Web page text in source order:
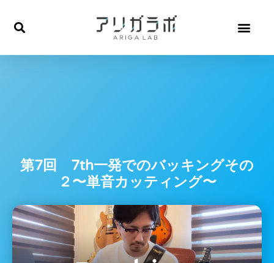
ス
第7回 7th一発でのバッキングその
２〜単音カッティング〜